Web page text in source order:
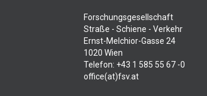
Forschungsgesellschaft
Straße - Schiene - Verkehr
Ernst-Melchior-Gasse 24
1020 Wien
Telefon: +43 1 585 55 67 -0
office(at)fsv.at